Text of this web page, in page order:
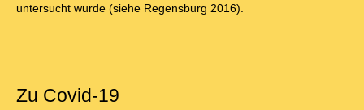
untersucht wurde (siehe Regensburg 2016).
Zu Covid-19